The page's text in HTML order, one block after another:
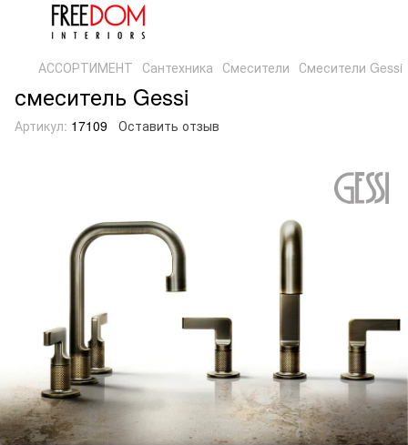
АССОРТИМЕНТ Сантехника Смесители Смесители Gessi
смеситель Gessi
Артикул: 17109 Оставить отзыв